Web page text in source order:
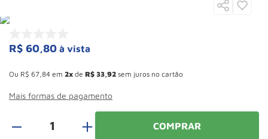
R$ 60,80 à vista
Ou R$ 67 84 em 2 de R$ 33 92 sem juros no cartão
Mais formas de pagamento
＋ COMPRAR
8 º Talha
9º Paleteira
10 º Rodizio